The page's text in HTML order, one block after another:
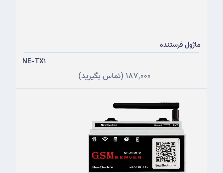
ماژول فرستنده
NE-TX1
187,000 (تماس بگیرید)